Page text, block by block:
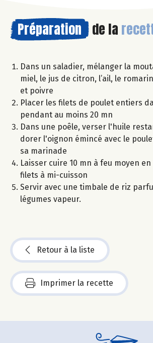
Préparation de la
Dans un saladier, mélanger la
miel, le jus de citron, l’ail, le
et poivre
Placer les filets de poulet entiers
pendant au moins 20 mn
Dans une poêle, verser l'huile
dorer l'oignon émincé avec le
sa marinade
Laisser cuire 10 mn à feu moyen
filets à mi-cuisson
Servir avec une timbale de riz
légumes vapeur.
Retour à la liste
Imprimer la recette